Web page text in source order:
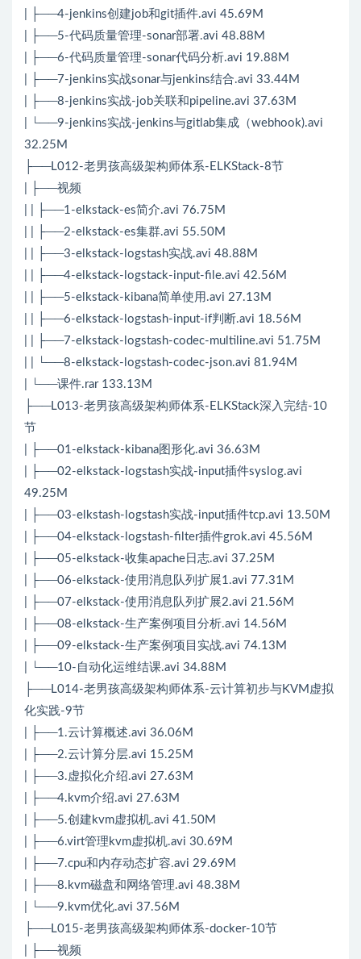
| ├──4-jenkins创建job和git插件.avi 45.69M
| ├──5-代码质量管理-sonar部署.avi 48.88M
| ├──6-代码质量管理-sonar代码分析.avi 19.88M
| ├──7-jenkins实战sonar与jenkins结合.avi 33.44M
| ├──8-jenkins实战-job关联和pipeline.avi 37.63M
| └──9-jenkins实战-jenkins与gitlab集成（webhook).avi
32.25M
├──L012-老男孩高级架构师体系-ELKStack-8节
| ├──视频
| | ├──1-elkstack-es简介.avi 76.75M
| | ├──2-elkstack-es集群.avi 55.50M
| | ├──3-elkstack-logstash实战.avi 48.88M
| | ├──4-elkstack-logstack-input-file.avi 42.56M
| | ├──5-elkstack-kibana简单使用.avi 27.13M
| | ├──6-elkstack-logstash-input-if判断.avi 18.56M
| | ├──7-elkstack-logstash-codec-multiline.avi 51.75M
| | └──8-elkstack-logstash-codec-json.avi 81.94M
| └──课件.rar 133.13M
├──L013-老男孩高级架构师体系-ELKStack深入完结-10
节
| ├──01-elkstack-kibana图形化.avi 36.63M
| ├──02-elkstack-logstash实战-input插件syslog.avi
49.25M
| ├──03-elkstash-logstash实战-input插件tcp.avi 13.50M
| ├──04-elkstack-logstash-filter插件grok.avi 45.56M
| ├──05-elkstack-收集apache日志.avi 37.25M
| ├──06-elkstack-使用消息队列扩展1.avi 77.31M
| ├──07-elkstack-使用消息队列扩展2.avi 21.56M
| ├──08-elkstack-生产案例项目分析.avi 14.56M
| ├──09-elkstack-生产案例项目实战.avi 74.13M
| └──10-自动化运维结课.avi 34.88M
├──L014-老男孩高级架构师体系-云计算初步与KVM虚拟
化实践-9节
| ├──1.云计算概述.avi 36.06M
| ├──2.云计算分层.avi 15.25M
| ├──3.虚拟化介绍.avi 27.63M
| ├──4.kvm介绍.avi 27.63M
| ├──5.创建kvm虚拟机.avi 41.50M
| ├──6.virt管理kvm虚拟机.avi 30.69M
| ├──7.cpu和内存动态扩容.avi 29.69M
| ├──8.kvm磁盘和网络管理.avi 48.38M
| └──9.kvm优化.avi 37.56M
├──L015-老男孩高级架构师体系-docker-10节
| ├──视频